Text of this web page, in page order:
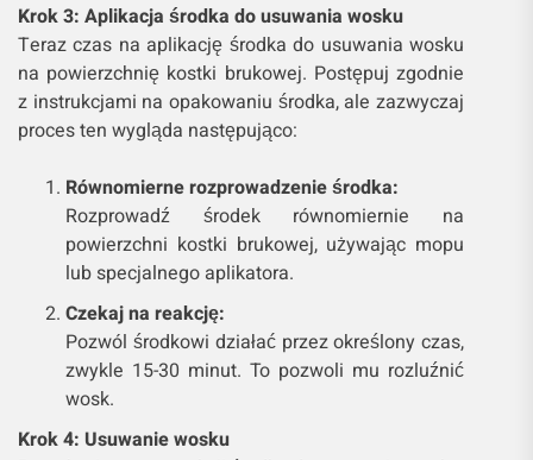
Krok 3: Aplikacja środka do usuwania wosku
Teraz czas na aplikację środka do usuwania wosku
na powierzchnię kostki brukowej. Postępuj zgodnie
z instrukcjami na opakowaniu środka, ale zazwyczaj
proces ten wygląda następująco:
Równomierne rozprowadzenie środka:
Rozprowadź środek równomiernie na
powierzchni kostki brukowej, używając mopu
lub specjalnego aplikatora.
Czekaj na reakcję:
Pozwól środkowi działać przez określony czas,
zwykle 15-30 minut. To pozwoli mu rozluźnić
wosk.
Krok 4: Usuwanie wosku